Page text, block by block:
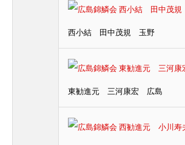
西小結 田中茂規 玉野
東勧進元 三河康宏 広島